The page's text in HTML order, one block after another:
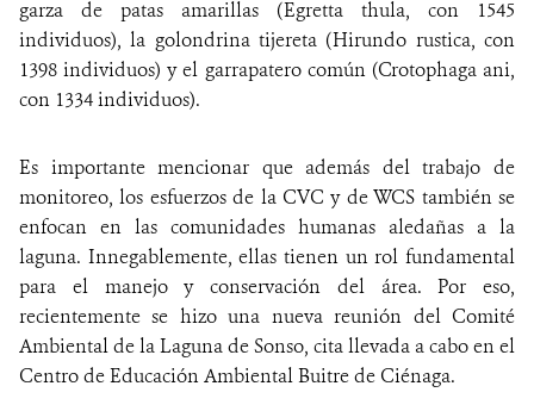
garza de patas amarillas (Egretta thula, con 1545
individuos), la golondrina tijereta (Hirundo rustica, con
1398 individuos) y el garrapatero común (Crotophaga ani,
con 1334 individuos).
Es importante mencionar que además del trabajo de
monitoreo, los esfuerzos de la CVC y de WCS también se
enfocan en las comunidades humanas aledañas a la
laguna. Innegablemente, ellas tienen un rol fundamental
para el manejo y conservación del área. Por eso,
recientemente se hizo una nueva reunión del Comité
Ambiental de la Laguna de Sonso, cita llevada a cabo en el
Centro de Educación Ambiental Buitre de Ciénaga.